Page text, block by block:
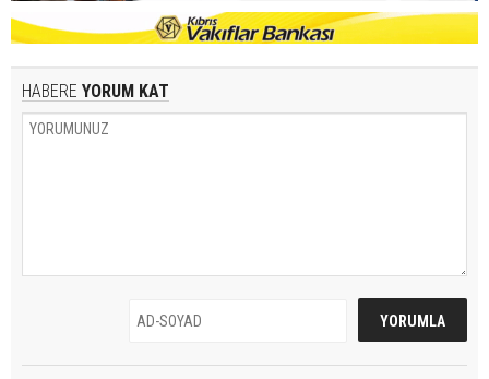
HABERE YORUM KAT